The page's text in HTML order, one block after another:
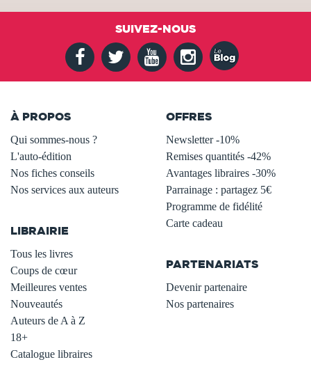
SUIVEZ-NOUS
À PROPOS
Qui sommes-nous ?
L'auto-édition
Nos fiches conseils
Nos services aux auteurs
LIBRAIRIE
Tous les livres
Coups de cœur
Meilleures ventes
Nouveautés
Auteurs de A à Z
18+
Catalogue libraires
OFFRES
Newsletter -10%
Remises quantités -42%
Avantages libraires -30%
Parrainage : partagez 5€
Programme de fidélité
Carte cadeau
PARTENARIATS
Devenir partenaire
Nos partenaires